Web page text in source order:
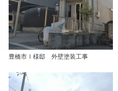
豊橋市Ⅰ様邸 外壁塗装工事